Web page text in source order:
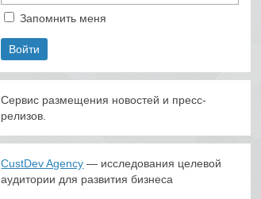
Запомнить меня
Сервис размещения новостей и пресс-
релизов.
CustDev Agency — исследования целевой
аудитории для развития бизнеса